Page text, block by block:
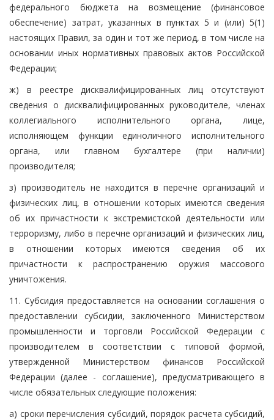
федерального бюджета на возмещение (финансовое
обеспечение) затрат, указанных в пунктах 5 и (или) 5(1)
настоящих Правил, за один и тот же период, в том числе на
основании иных нормативных правовых актов Российской
Федерации;
ж) в реестре дисквалифицированных лиц отсутствуют
сведения о дисквалифицированных руководителе, членах
коллегиального исполнительного органа, лице,
исполняющем функции единоличного исполнительного
органа, или главном бухгалтере (при наличии)
производителя;
з) производитель не находится в перечне организаций и
физических лиц, в отношении которых имеются сведения
об их причастности к экстремистской деятельности или
терроризму, либо в перечне организаций и физических лиц,
в отношении которых имеются сведения об их
причастности к распространению оружия массового
уничтожения.
11. Субсидия предоставляется на основании соглашения о
предоставлении субсидии, заключенного Министерством
промышленности и торговли Российской Федерации с
производителем в соответствии с типовой формой,
утвержденной Министерством финансов Российской
Федерации (далее - соглашение), предусматривающего в
числе обязательных следующие положения:
а) сроки перечисления субсидий, порядок расчета субсидий,